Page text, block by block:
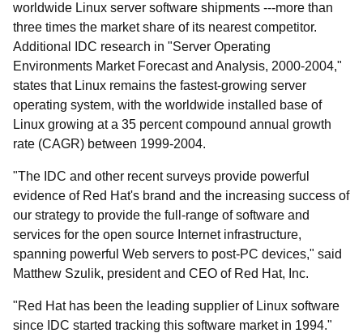
worldwide Linux server software shipments ---more than
three times the market share of its nearest competitor.
Additional IDC research in "Server Operating
Environments Market Forecast and Analysis, 2000-2004,"
states that Linux remains the fastest-growing server
operating system, with the worldwide installed base of
Linux growing at a 35 percent compound annual growth
rate (CAGR) between 1999-2004.
"The IDC and other recent surveys provide powerful
evidence of Red Hat's brand and the increasing success of
our strategy to provide the full-range of software and
services for the open source Internet infrastructure,
spanning powerful Web servers to post-PC devices," said
Matthew Szulik, president and CEO of Red Hat, Inc.
"Red Hat has been the leading supplier of Linux software
since IDC started tracking this software market in 1994."